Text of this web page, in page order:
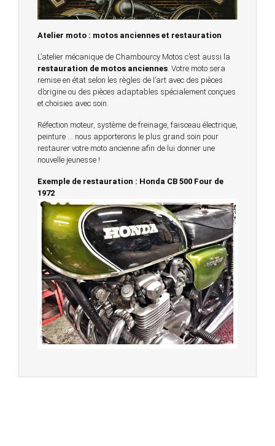
Atelier moto : motos anciennes et restauration
L’atelier mécanique de Chambourcy Motos c’est aussi la
restauration de motos anciennes . Votre moto sera
remise en état selon les règles de l’art avec des pièces
d’origine ou des pièces adaptables spécialement conçues
et choisies avec soin.
Réfection moteur, système de freinage, faisceau électrique,
peinture … nous apporterons le plus grand soin pour
restaurer votre moto ancienne afin de lui donner une
nouvelle jeunesse !
Exemple de restauration : Honda CB 500 Four de
1972
© 2023 -Chambourcy Motos 78 - 7bis chemin de la
Forêt - 78240 - Chambourcy -
Garage Motos et Scooters depuis 20 ans à votre
service entre Saint Germain en Laye et Poissy
Achat de motos et scooters - Dépôt vente - Réparation
- Concessionnaire Voge - Concessionnaire
Multimarques
agence conseil en communication digitale